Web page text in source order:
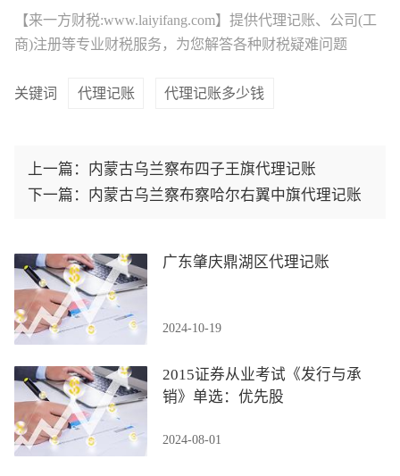
【来一方财税:www.laiyifang.com】提供代理记账、公司(工
商)注册等专业财税服务，为您解答各种财税疑难问题
关键词 代理记账 代理记账多少钱
上一篇：
内蒙古乌兰察布四子王旗代理记账
下一篇：
内蒙古乌兰察布察哈尔右翼中旗代理记账
广东肇庆鼎湖区代理记账
2024-10-19
2015证券从业考试《发行与承
销》单选：优先股
2024-08-01